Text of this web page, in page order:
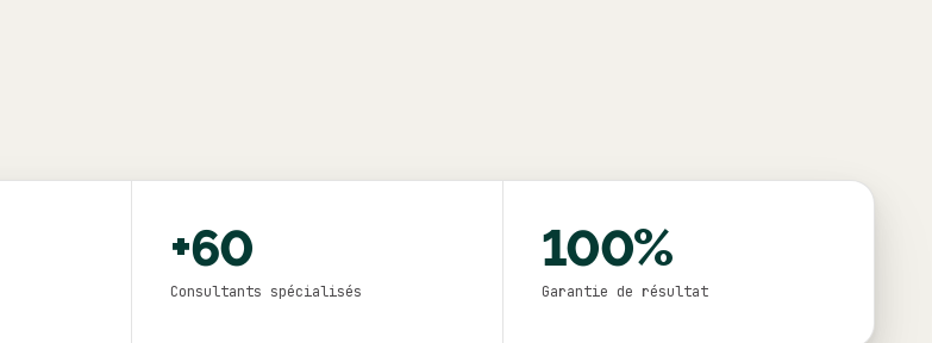
+60
Consultants spécialisés
100%
Garantie de résultat